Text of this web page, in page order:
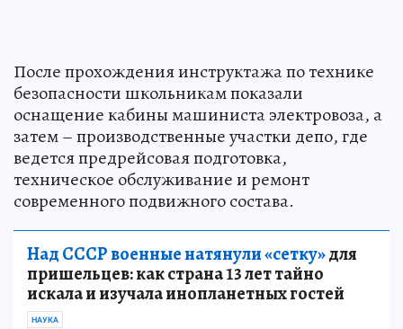
После прохождения инструктажа по технике
безопасности школьникам показали
оснащение кабины машиниста электровоза, а
затем – производственные участки депо, где
ведется предрейсовая подготовка,
техническое обслуживание и ремонт
современного подвижного состава.
Над СССР военные натянули «сетку» для
пришельцев: как страна 13 лет тайно
искала и изучала инопланетных гостей